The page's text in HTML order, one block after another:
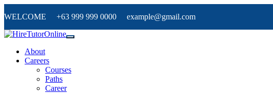
WELCOME +63 999 999 0000 example@gmail.com
About
Careers
Courses
Paths
Career